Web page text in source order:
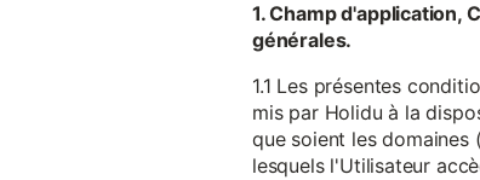
1. Champ d'application,
générales.
1.1 Les présentes
mis par Holidu à la
que soient les
lesquels l'Utilisateur